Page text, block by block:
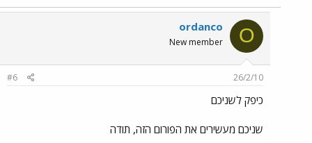
O
ordanco
New member
26/2/10
#6
כיפק לשניכם
שניכם מעשירים את הפורום הזה, תודה